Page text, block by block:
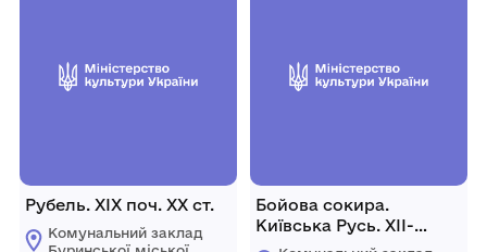
Рубель. ХІХ поч. ХХ ст.
Комунальний заклад
Бойова сокира.
Київська Русь. ХІІ-
ХІІІст.